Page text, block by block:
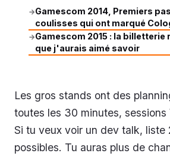
→Gamescom 2014, Premiers
coulisses qui ont marqué
→Gamescom 2015 : la billetterie
que j'aurais aimé savoir
Les gros stands ont des
toutes les 30 minutes, sessions
Si tu veux voir un dev talk, liste
possibles. Tu auras plus de